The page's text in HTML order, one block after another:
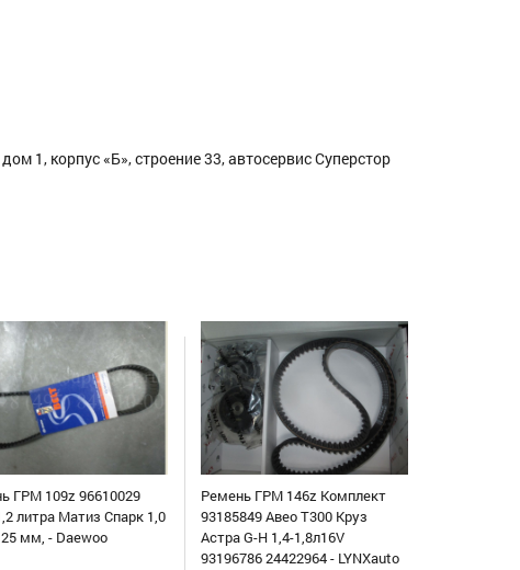
1, корпус «Б», строение 33, автосервис Суперстор
ГРМ 109z 96610029
литра Матиз Спарк 1,0
мм, - Daewoo
Ремень ГРМ 146z Комплект
93185849 Авео Т300 Круз
Астра G-H 1,4-1,8л16V
93196786 24422964 - LYNXauto